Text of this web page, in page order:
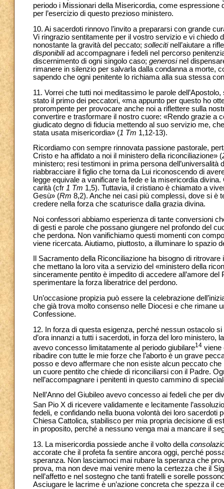
periodo i Missionari della Misericordia, come
per l’esercizio di questo prezioso ministero.
10. Ai sacerdoti rinnovo l’invito a prepararsi con grande
Vi ringrazio sentitamente per il vostro servizio e vi chiedo
nonostante la gravità del peccato; solleciti nell’aiutare a
disponibiliad accompagnare i fedeli nel percorso
discernimento di ogni singolo caso; generosinel
rimanere in silenzio per salvarla dalla condanna a morte,
sapendo che ogni penitente lo richiama alla sua stessa
11. Vorrei che tutti noi meditassimo le parole
stato il primo dei peccatori, «ma appunto per questo ho
prorompente per provocare anche noi a riflettere sulla
convertire e trasformare il nostro cuore: «Rendo grazie a
giudicato degno di fiducia mettendo al suo servizio me,
stata usata misericordia» (1 Tm 1,12-13).
Ricordiamo con sempre rinnovata passione pastorale,
Cristo e ha affidato a noi il ministero della riconciliazione» (
ministero; resi testimoni in prima persona
riabbracciare il figlio che torna da Lui riconoscendo di
legge equivale a vanificare la fede e la misericordia
carità (cfr 1 Tm 1,5). Tuttavia, il cristiano è chiamato a
Gesù» (Rm 8,2). Anche nei casi più complessi, dove si è
credere nella forza che scaturisce dalla grazia divina.
Noi confessori abbiamo esperienza di tante conversioni
di gesti e parole che possano giungere nel profondo del
che perdona. Non vanifichiamo questi momenti con
viene ricercata. Aiutiamo, piuttosto, a illuminare lo spazio
Il Sacramento della Riconciliazione ha bisogno di
che mettano la loro vita a servizio del «ministero della
sinceramente pentito è impedito di accedere all’amore
sperimentare la forza liberatrice del perdono.
Un’occasione propizia può essere la celebrazione
che già trova molto consenso nelle Diocesi e che rimane
Confessione.
12. In forza di questa esigenza, perché nessun ostacolo
d’ora innanzi a tutti i sacerdoti, in forza del loro ministero,
avevo concesso limitatamente al periodo giubilare14 viene
ribadire con tutte le mie forze che l’aborto è un grave
posso e devo affermare che non esiste alcun peccato
un cuore pentito che chiede di riconciliarsi con il Padre.
nell’accompagnare i penitenti in questo cammino di
Nell’Anno del Giubileo avevo concesso ai fedeli che per
San Pio X di ricevere validamente e lecitamente
fedeli, e confidando nella buona volontà dei loro sacerdoti
Chiesa Cattolica, stabilisco per mia propria decisione di
in proposito, perché a nessuno venga mai a mancare il
13. La misericordia possiede anche il volto della
accorate che il profeta fa sentire ancora oggi, perché
speranza. Non lasciamoci mai rubare la speranza che
prova, ma non deve mai venire meno la certezza che il
nell’affetto e nel sostegno che tanti fratelli e sorelle
Asciugare le lacrime è un’azione concreta che spezza il